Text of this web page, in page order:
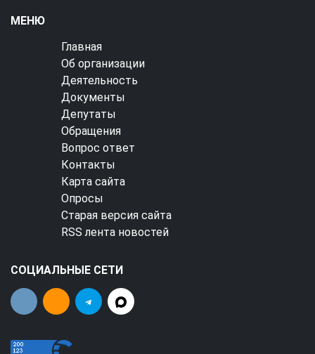
МЕНЮ
Главная
Об организации
Деятельность
Документы
Депутаты
Обращения
Вопрос ответ
Контакты
Карта сайта
Опросы
Старая версия сайта
RSS лента новостей
СОЦИАЛЬНЫЕ СЕТИ